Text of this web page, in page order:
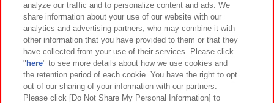
イベント・キャンペーン
関連会社 サステナビリティ サイトポリシー
プライバシーポリシー ウェブアクセシビリティ方針と検証結果
analyze our traffic and to personalize content and ads. We
share information about your use of our website with our
analytics and advertising partners, who may combine it with
other information that you have provided to them or that they
have collected from your use of their services. Please click
" here" to see more details about how we use cookies and
the retention period of each cookie. You have the right to opt
out of our sharing of your information with our partners.
Please click [Do Not Share My Personal Information] to